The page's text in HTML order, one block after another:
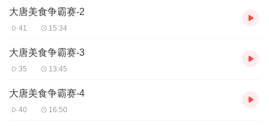
大唐美食争霸赛-2
41 15:34
大唐美食争霸赛-3
35 13:45
大唐美食争霸赛-4
40 16:50